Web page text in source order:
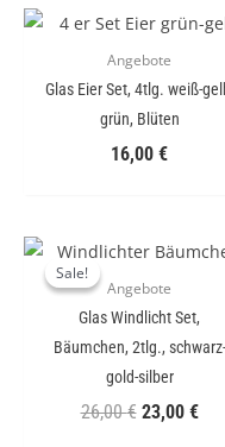
Angebote
Glas Eier Set, 4tlg. weiß-
grün, Blüten
16,00 €
Sale!
Sale!
Angebote
Glas Windlicht Set,
Bäumchen, 2tlg., schwarz-
gold-silber
26,00€
war:
26,00 €
23,00 €